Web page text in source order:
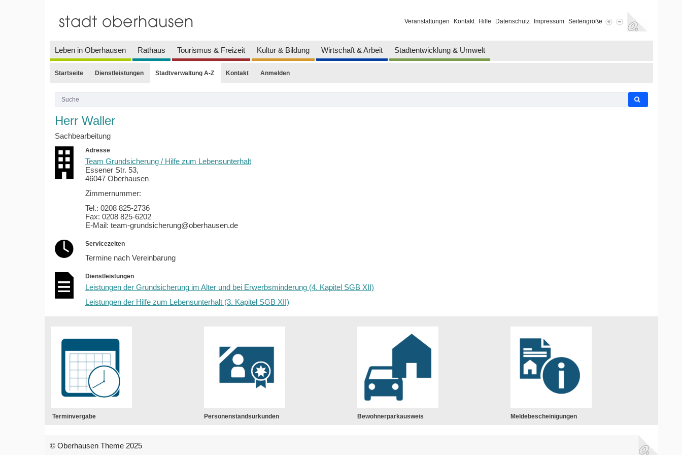
Veranstaltungen Kontakt Hilfe Datenschutz Impressum Seitengröße
Leben in Oberhausen Rathaus Tourismus & Freizeit Kultur & Bildung Wirtschaft & Arbeit Stadtentwicklung & Umwelt
Startseite Dienstleistungen Stadtverwaltung A-Z Kontakt Anmelden
Herr Waller
Sachbearbeitung
Adresse
Team Grundsicherung / Hilfe zum Lebensunterhalt
Essener Str. 53,
46047 Oberhausen
Zimmernummer:
Tel.: 0208 825-2736
Fax: 0208 825-6202
E-Mail: team-grundsicherung@oberhausen.de
Servicezeiten
Termine nach Vereinbarung
Dienstleistungen
Leistungen der Grundsicherung im Alter und bei Erwerbsminderung (4. Kapitel SGB XII)
Leistungen der Hilfe zum Lebensunterhalt (3. Kapitel SGB XII)
Terminvergabe Personenstandsurkunden Bewohnerparkausweis Meldebescheinigungen
© Oberhausen Theme 2025